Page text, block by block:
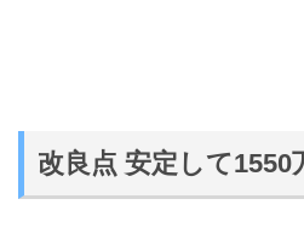
改良点 安定して1550